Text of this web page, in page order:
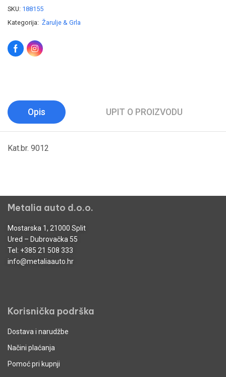
SKU: 188155
Kategorija: Žarulje & Grla
Opis UPIT O PROIZVODU
Kat.br. 9012
Metalia auto d.o.o.
Mostarska 1, 21000 Split
Ured – Dubrovačka 55
Tel: +385 21 508 333
info@metaliaauto.hr
Korisnička podrška
Dostava i narudžbe
Načini plaćanja
Pomoć pri kupnji